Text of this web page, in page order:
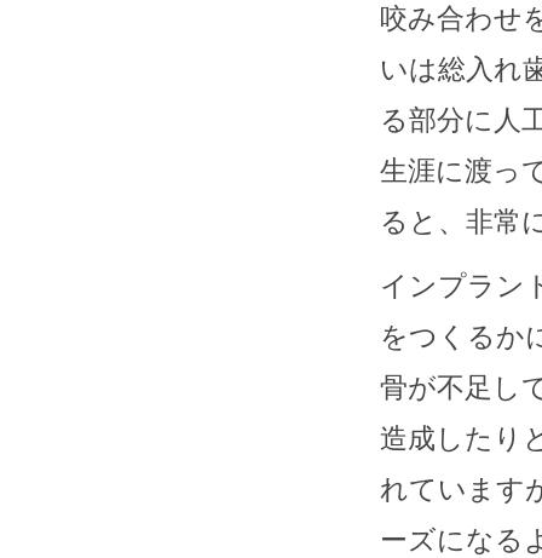
咬み合わせ
いは総入れ
る部分に人
生涯に渡っ
ると、非常
インプラン
をつくるか
骨が不足し
造成したり
れています
ーズになる